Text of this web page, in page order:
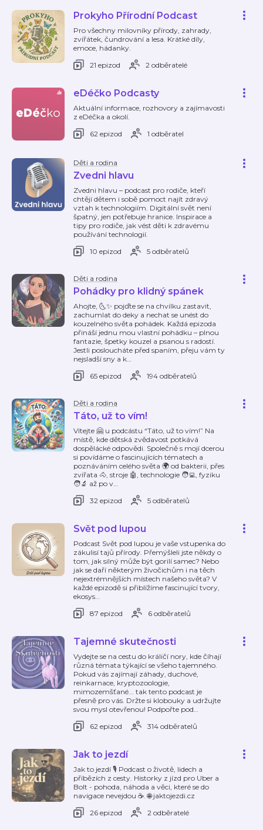
Prokyho Přírodní Podcast
Pro všechny milovníky přírody, zahrady,
zvířátek, čundrování a lesa. Krátké díly,
emoce, hádanky.
21 epizod
2 odběratelé
eDéčko Podcasty
Aktuální informace, rozhovory a zajímavosti
z eDéčka a okolí.
62 epizod
1 odběratel
Děti a rodina
Zvedni hlavu
Zvedni hlavu – podcast pro rodiče, kteří
chtějí dětem i sobě pomoct najít zdravý
vztah k technologiím. Digitální svět není
špatný, jen potřebuje hranice. Inspirace a
tipy pro rodiče, jak vést děti k zdravému
používání technologií.
10 epizod
5 odběratelů
Děti a rodina
Pohádky pro klidný spánek
Ahojte, 🌜✨ pojďte se na chvilku zastavit,
zachumlat do deky a nechat se unést do
kouzelného světa pohádek. Každá epizoda
přináší jednu mou vlastní pohádku – plnou
fantazie, špetky kouzel a psanou s radostí.
Jestli posloucháte před spaním, přeju vám ty
nejsladší sny a k…
65 epizod
194 odběratelů
Děti a rodina
Táto, už to vím!
Vítejte 🤗 u podcástu “Táto, už to vím!” Na
místě, kde dětská zvědavost potkává
dospělácké odpovědi. Společně s mojí dcerou
si povídáme o fascinujících tématech a
poznáváním celého světa 🌍 od bakterii, přes
zvířata 🐴, stroje 🤖, technologie 🧑‍💻, fyziku
🧑‍🔬 až po v…
32 epizod
5 odběratelů
Svět pod lupou
Podcast Svět pod lupou je vaše vstupenka do
zákulisí tajů přírody. Přemýšleli jste někdy o
tom, jak silný může být gorilí samec? Nebo
jak se daří některým živočichům i na těch
nejextrémnějších místech našeho světa? V
každé epizodě si přiblížíme fascinující tvory,
ekosys…
87 epizod
6 odběratelů
Tajemné skutečnosti
Vydejte se na cestu do králičí nory, kde číhají
různá témata týkající se všeho tajemného.
Pokud vás zajímají záhady, duchové,
reinkarnace, kryptozoologie,
mimozemšťané... tak tento podcast je
přesně pro vás. Držte si klobouky a udržujte
svou mysl otevřenou! Podpořte pod…
62 epizod
314 odběratelů
Jak to jezdí
Jak to jezdí 🎙️ Podcast o životě, lidech a
příbězích z cesty. Historky z jízd pro Uber a
Bolt - pohoda, náhoda a věci, které se do
navigace nevejdou ☕. 🌐 jaktojezdi.cz
26 epizod
2 odběratelé